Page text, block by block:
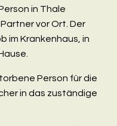
in Thale
vor Ort. Der
im Krankenhaus, in
Person für die
in das zuständige